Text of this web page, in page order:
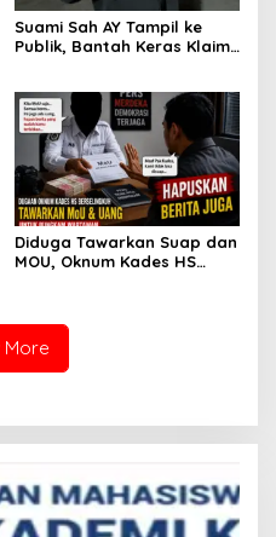
Suami Sah AY Tampil ke
Publik, Bantah Keras Klaim
Diduga Tawarkan Suap dan
MOU, Oknum Kades HS
More